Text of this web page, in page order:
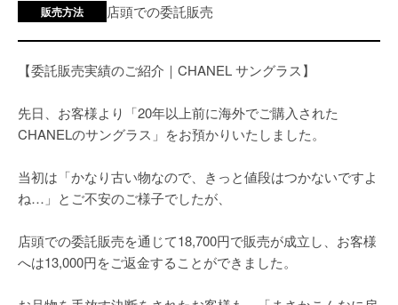
販売方法 店頭での委託販売
【委託販売実績のご紹介｜CHANEL サングラス】
先日、お客様より「20年以上前に海外でご購入された
CHANELのサングラス」をお預かりいたしました。
当初は「かなり古い物なので、きっと値段はつかないですよ
ね…」とご不安のご様子でしたが、
店頭での委託販売を通じて18,700円で販売が成立し、お客様
へは13,000円をご返金することができました。